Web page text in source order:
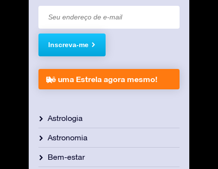
Inscreva-me
Dê uma Estrela agora mesmo!
Astrologia
Astronomia
Bem-estar